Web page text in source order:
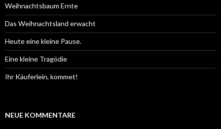
c
h
:
Weihnachtsbaum Ernte
Das Weihnachtsland erwacht
Heute eine kleine Pause.
Eine kleine Tragödie
Ihr Käuferlein, kommet!
NEUE KOMMENTARE